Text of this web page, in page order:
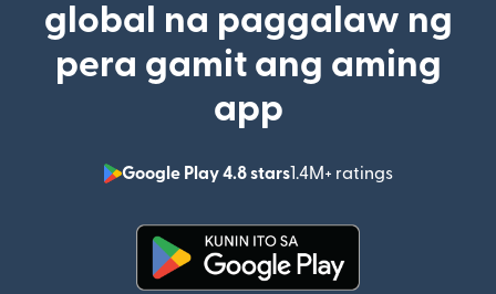
global na paggalaw ng
pera gamit ang aming
app
Google Play 4.8 stars1.4M+ ratings
(bubukas